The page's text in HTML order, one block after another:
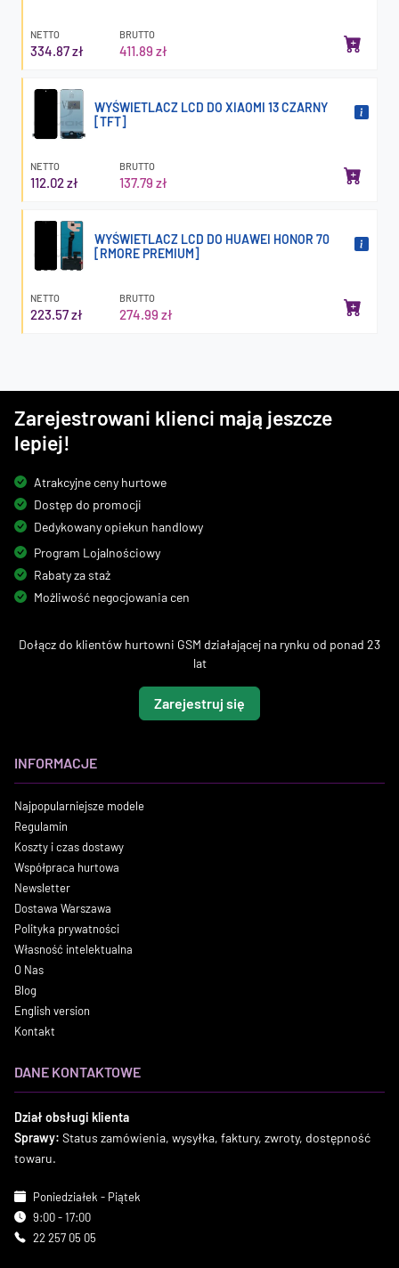
NETTO
334.87 zł
BRUTTO
411.89 zł
WYŚWIETLACZ LCD DO XIAOMI 13 CZARNY
[TFT]
NETTO
112.02 zł
BRUTTO
137.79 zł
WYŚWIETLACZ LCD DO HUAWEI HONOR 70
[RMORE PREMIUM]
NETTO
223.57 zł
BRUTTO
274.99 zł
Zarejestrowani klienci mają jeszcze
lepiej!
Atrakcyjne ceny hurtowe
Dostęp do promocji
Dedykowany opiekun handlowy
Program Lojalnościowy
Rabaty za staż
Możliwość negocjowania cen
Dołącz do klientów hurtowni GSM działającej na rynku od ponad 23
lat
Zarejestruj się
INFORMACJE
Najpopularniejsze modele
Regulamin
Koszty i czas dostawy
Współpraca hurtowa
Newsletter
Dostawa Warszawa
Polityka prywatności
Własność intelektualna
O Nas
Blog
English version
Kontakt
DANE KONTAKTOWE
Dział obsługi klienta
Sprawy: Status zamówienia, wysyłka, faktury, zwroty, dostępność
towaru.
Poniedziałek - Piątek
9:00 - 17:00
22 257 05 05